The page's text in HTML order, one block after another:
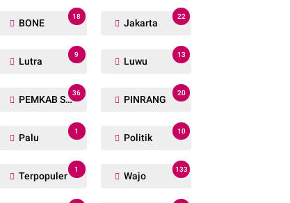
BONE
18
Jakarta
22
Lutra
9
Luwu
13
PEMKAB SOPPENG
36
PINRANG
20
Palu
1
Politik
10
Terpopuler
1
Wajo
133